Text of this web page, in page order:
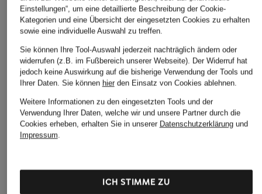
Einstellungen“, um eine detaillierte Beschreibung der Cookie-
Kategorien und eine Übersicht der eingesetzten Cookies zu erhalten
sowie eine individuelle Auswahl zu treffen.
Sie können Ihre Tool-Auswahl jederzeit nachträglich ändern oder
widerrufen (z.B. im Fußbereich unserer Webseite). Der Widerruf hat
jedoch keine Auswirkung auf die bisherige Verwendung der Tools und
Ihrer Daten. Sie können hierden Einsatz von Cookies ablehnen.
Weitere Informationen zu den eingesetzten Tools und der
Verwendung Ihrer Daten, welche wir und unsere Partner durch die
Cookies erheben, erhalten Sie in unserer Datenschutzerklärungund
Impressum.
ICH STIMME ZU